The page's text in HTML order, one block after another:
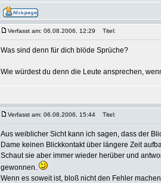
Verfasst am: 06.08.2006, 12:29 Titel:
Was sind denn für dich blöde Sprüche?
Wie würdest du denn die Leute ansprechen,
Verfasst am: 06.08.2006, 15:44 Titel:
Aus weiblicher Sicht kann ich sagen, dass der
Dame keinen Blickkontakt über längere Zeit
Schaut sie aber immer wieder herüber und
gewonnen.
Wenn es soweit ist, bloß nicht den Fehler